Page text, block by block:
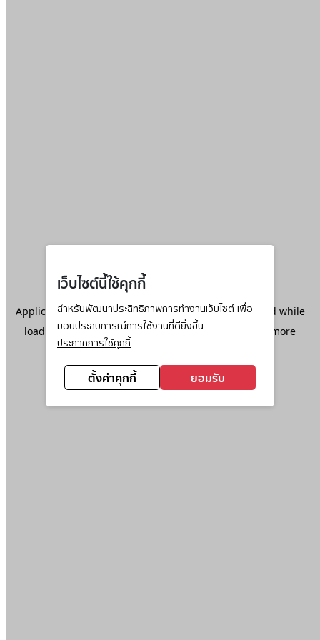
เว็บไซต์นี้ใช้คุกกี้
สำหรับพัฒนาประสิทธิภาพการทำงานเว็บไซต์ เพื่อ
มอบประสบการณ์การใช้งานที่ดียิ่งขึ้น
ประกาศการใช้คุกกี้
ตั้งค่าคุกกี้ ยอมรับ
Application error: aclient-side exception has occurred while
loadingwww.ktc.co.th(see the browser console
for more
information).